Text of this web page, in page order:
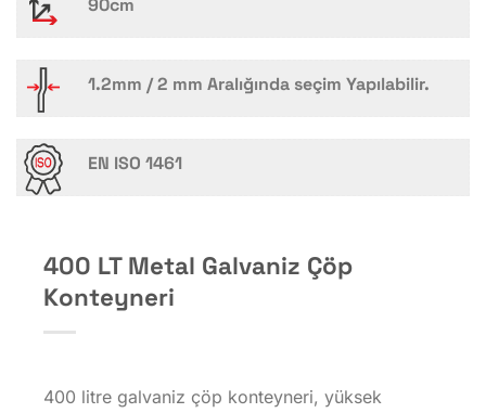
90cm
1.2mm / 2 mm Aralığında seçim Yapılabilir.
EN ISO 1461
400 LT Metal Galvaniz Çöp
Konteyneri
400 litre galvaniz çöp konteyneri, yüksek